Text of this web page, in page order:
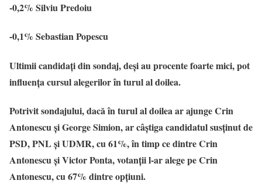
-0,2% Silviu Predoiu
-0,1% Sebastian Popescu
Ultimii candidați din sondaj, deși au procente foarte mici, pot
influența cursul alegerilor în turul al doilea.
Potrivit sondajului, dacă în turul al doilea ar ajunge Crin
Antonescu și George Simion, ar câștiga candidatul susținut de
PSD, PNL și UDMR, cu 61%, în timp ce dintre Crin
Antonescu și Victor Ponta, votanții l-ar alege pe Crin
Antonescu, cu 67% dintre opțiuni.